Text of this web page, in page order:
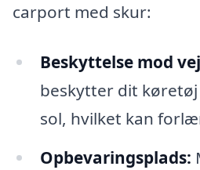
carport med skur:
Beskyttelse mod
beskytter dit
sol, hvilket kan
Opbevaringsplads: